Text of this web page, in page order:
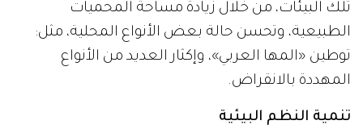
تلك البيئات، من خلال زيادة مساحة المحميات
الطبيعية، وتحسن حالة بعض الأنواع المحلية، مثل:
توطين «المها العربي»، وإكثار العديد من الأنواع
المهددة بالانقراض.
تنمية النظم البيئية